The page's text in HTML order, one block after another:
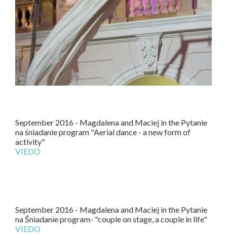
September 2016 - Magdalena and Maciej in the Pytanie
na śniadanie program "Aerial dance - a new form of
activity"
VIEDO
September 2016 - Magdalena and Maciej in the Pytanie
na Śniadanie program- "couple on stage, a couple in life"
VIEDO